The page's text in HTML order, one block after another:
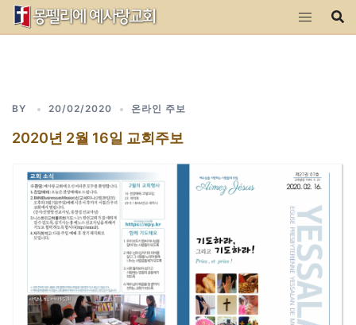
Skip
BY 20/02/2020 온라인 주보
2020년 2월 16일 교회주보